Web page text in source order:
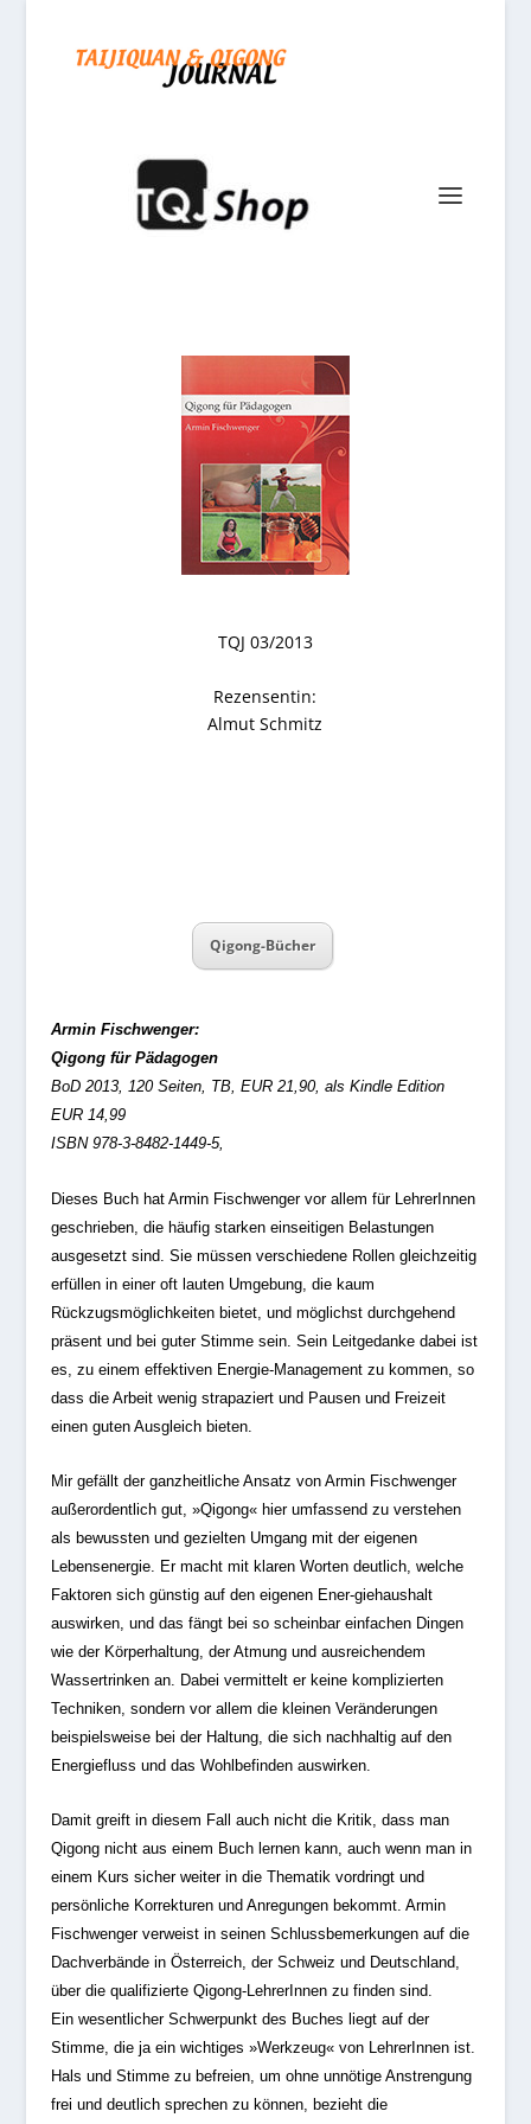
TQJ 03/2013
Rezensentin:
Almut Schmitz
Qigong-Bücher
Armin Fischwenger:
Qigong für Pädagogen
BoD 2013, 120 Seiten, TB, EUR 21,90, als Kindle Edition
EUR 14,99
ISBN 978-3-8482-1449-5,
Dieses Buch hat Armin Fischwenger vor allem für LehrerInnen
geschrieben, die häufig starken einseitigen Belastungen
ausgesetzt sind. Sie müssen verschiedene Rollen gleichzeitig
erfüllen in einer oft lauten Umgebung, die kaum
Rückzugsmöglichkeiten bietet, und möglichst durchgehend
präsent und bei guter Stimme sein. Sein Leitgedanke dabei ist
es, zu einem effektiven Energie-Management zu kommen, so
dass die Arbeit wenig strapaziert und Pausen und Freizeit
einen guten Ausgleich bieten.
Mir gefällt der ganzheitliche Ansatz von Armin Fischwenger
außerordentlich gut, »Qigong« hier umfassend zu verstehen
als bewussten und gezielten Umgang mit der eigenen
Lebensenergie. Er macht mit klaren Worten deutlich, welche
Faktoren sich günstig auf den eigenen Ener-giehaushalt
auswirken, und das fängt bei so scheinbar einfachen Dingen
wie der Körperhaltung, der Atmung und ausreichendem
Wassertrinken an. Dabei vermittelt er keine komplizierten
Techniken, sondern vor allem die kleinen Veränderungen
beispielsweise bei der Haltung, die sich nachhaltig auf den
Energiefluss und das Wohlbefinden auswirken.
Damit greift in diesem Fall auch nicht die Kritik, dass man
Qigong nicht aus einem Buch lernen kann, auch wenn man in
einem Kurs sicher weiter in die Thematik vordringt und
persönliche Korrekturen und Anregungen bekommt. Armin
Fischwenger verweist in seinen Schlussbemerkungen auf die
Dachverbände in Österreich, der Schweiz und Deutschland,
über die qualifizierte Qigong-LehrerInnen zu finden sind.
Ein wesentlicher Schwerpunkt des Buches liegt auf der
Stimme, die ja ein wichtiges »Werkzeug« von LehrerInnen ist.
Hals und Stimme zu befreien, um ohne unnötige Anstrengung
frei und deutlich sprechen zu können, bezieht die